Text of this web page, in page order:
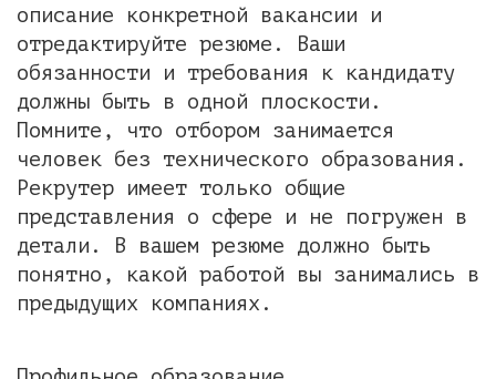
описание конкретной вакансии и
отредактируйте резюме. Ваши
обязанности и требования к кандидату
должны быть в одной плоскости.
Помните, что отбором занимается
человек без технического образования.
Рекрутер имеет только общие
представления о сфере и не погружен в
детали. В вашем резюме должно быть
понятно, какой работой вы занимались в
предыдущих компаниях.